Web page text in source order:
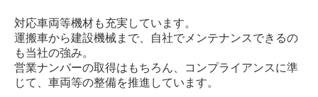
対応車両等機材も充実しています。
運搬車から建設機械まで、自社でメンテナンスできるの
も当社の強み。
営業ナンバーの取得はもちろん、コンプライアンスに準
じて、車両等の整備を推進しています。